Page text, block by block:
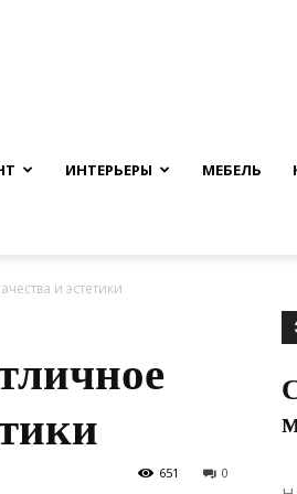
ИНТЕРЬЕРЫ МЕБЕЛЬ
и эстетики
0
651